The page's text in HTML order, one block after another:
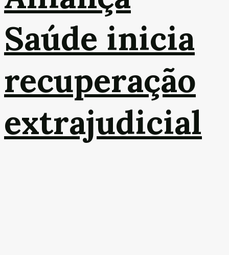
Saúde inicia
recuperação
extrajudicial